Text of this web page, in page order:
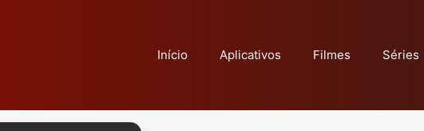
Início Aplicativos Filmes Séries